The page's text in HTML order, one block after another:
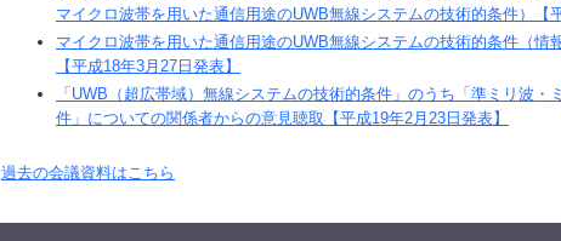
マイクロ波帯を用いた通信用途のUWB無線システムの技術的条件）【
マイクロ波帯を用いた通信用途のUWB無線システムの技術的条件（情
【平成18年3月27日発表】
「UWB（超広帯域）無線システムの技術的条件」のうち「準ミリ波・
件」についての関係者からの意見聴取【平成19年2月23日発表】
過去の会議資料はこちら